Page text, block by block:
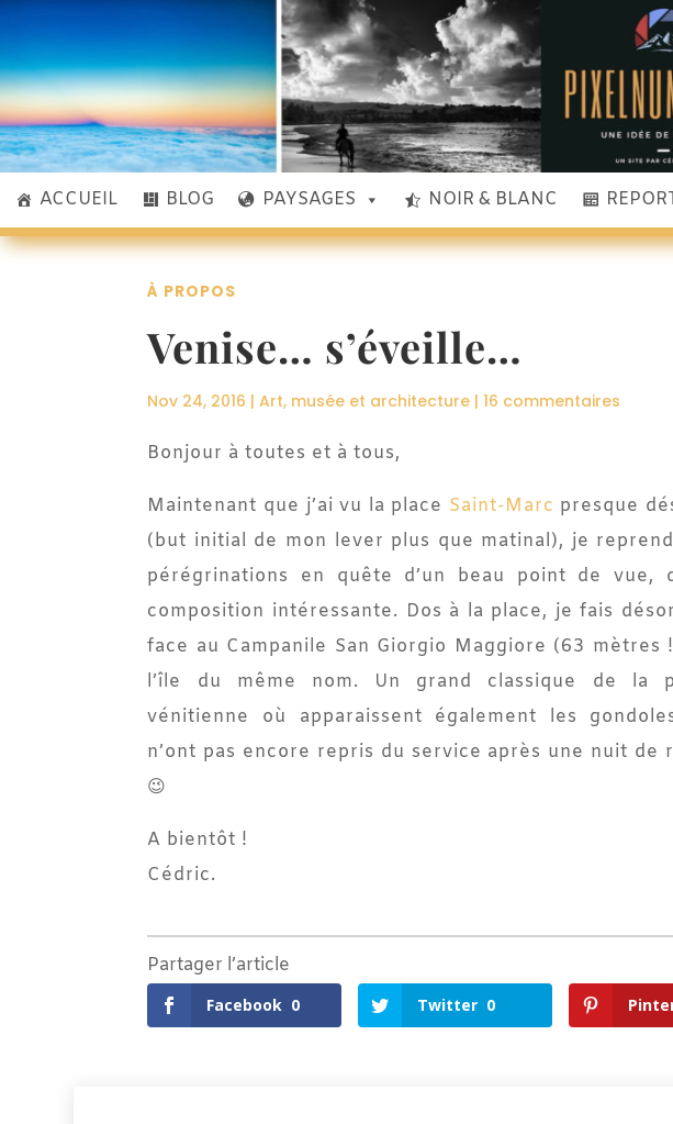
ACCUEIL BLOG PAYSAGES NOIR & BLANC
À PROPOS
Venise… s’éveille…
Nov 24, 2016 |Art, musée et architecture |16 commentaires
Bonjour à toutes et à tous,
Maintenant que j’ai vu la place Saint-Marc presque
(but initial de mon lever plus que matinal), je
pérégrinations en quête d’un beau point de vue,
composition intéressante. Dos à la place, je fais
face au Campanile San Giorgio Maggiore (63 mètres
l’île du même nom. Un grand classique de la
vénitienne où apparaissent également les
n’ont pas encore repris du service après une nuit de
😉
A bientôt !
Cédric.
Partager l’article
Facebook 0 Twitter 0